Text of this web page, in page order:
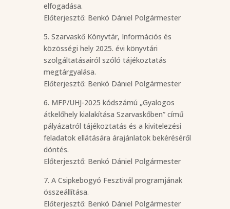
elfogadása.
Előterjesztő: Benkó Dániel Polgármester
5. Szarvaskő Könyvtár, Információs és
közösségi hely 2025. évi könyvtári
szolgáltatásairól szóló tájékoztatás
megtárgyalása.
Előterjesztő: Benkó Dániel Polgármester
6. MFP/UHJ-2025 kódszámú „Gyalogos
átkelőhely kialakítása Szarvaskőben” című
pályázatról tájékoztatás és a kivitelezési
feladatok ellátására árajánlatok bekéréséről
döntés.
Előterjesztő: Benkó Dániel Polgármester
7. A Csipkebogyó Fesztivál programjának
összeállítása.
Előterjesztő: Benkó Dániel Polgármester